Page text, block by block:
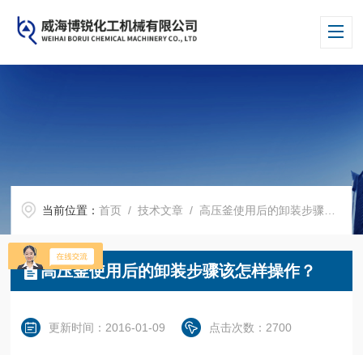
当前位置：首页 /技术文章 / 高压釜使用后的卸装步骤该怎样操作？
高压釜使用后的卸装步骤该怎样操作？
更新时间：2016-01-09 点击次数：2700